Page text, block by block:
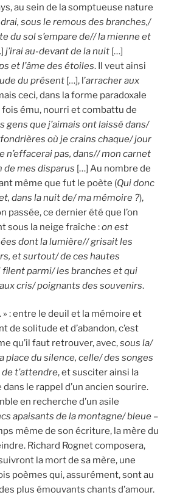
au sein de la somptueuse nature
sous le remous des branches,/
du sol s’empare de// la mienne et
j’irai au-devant de la nuit […]
et l’âme des étoiles. Il veut ainsi
du présent […], l’arracher aux
ceci, dans la forme paradoxale
fois ému, nourri et combattu de
gens que j’aimais ont laissé dans/
où je crains chaque/ jour
n’effacerai pas, dans// mon carnet
de mes disparus […] Au nombre de
même que fut le poète (Qui donc
dans la nuit de/ ma mémoire ?),
passée, ce dernier été que l’on
sous la neige fraîche :on est
dont la lumière// grisait les
et surtout/ de ces hautes
parmi/ les branches et qui
cris/ poignants des souvenirs.
: entre le deuil et la mémoire et
de solitude et d’abandon, c’est
qu’il faut retrouver, avec,sous la/
place du silence, celle/ des songes
t’attendre, et susciter ainsi la
le rappel d’un ancien sourire.
en recherche d’un asile
apaisants de la montagne/ bleue –
même de son écriture, la mère du
Richard Rognet composera,
la mort de sa mère, une
poèmes qui, assurément, sont au
plus émouvants chants d’amour.